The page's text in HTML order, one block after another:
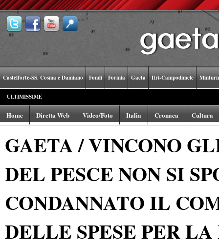
Castelforte-SS. Cosma e Damiano Fondi Formia Gaeta Itri-Campodimele
ULTIMISSIME
Home Diretta Web Video/Foto Italia Cronaca Cultura
GAETA / VINCONO
DEL PESCE NON SI
CONDANNATO IL
DELLE SPESE PER